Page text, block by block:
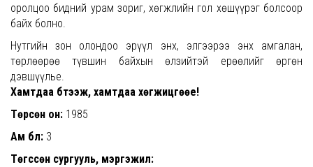
оролцоо бидний урам зориг, хөгжлийн гол хөшүүрэг болсоор
байх болно.
Нутгийн зон олондоо эрүүл энх, элгээрээ энх амгалан,
төрлөөрөө түвшин байхын өлзийтэй ерөөлийг өргөн
дэвшүүлье.
Хамтдаа бүтээж, хамтдаа хөгжицгөөе!
Төрсөн он: 1985
Ам бүл: 3
Төгссөн сургууль, мэргэжил: